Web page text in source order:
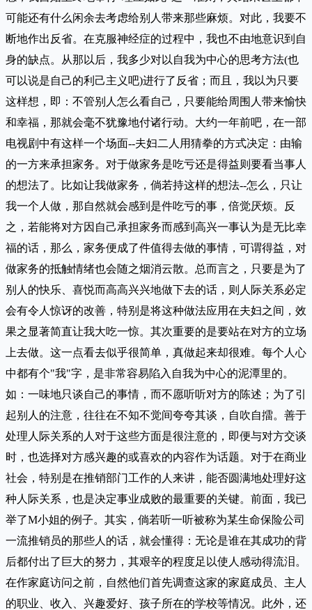
可能还有什么闲余去考虑给别人带来那些麻烦。对此，我要不
断地作出反省。在克服神经症的过程中，我也不由地意识到自
身的缺点。从那以后，我多少对以自我为中心的思考方法(也
可以说是自己的利己主义吧)进行了反省；而且，我以为只要
这样想，即：不管别人怎么看自己，只要能给周围人带来愉快
和幸福，那就会毫不犹豫地付诸行动。大约一年前吧，在一部
电视剧中有这样一个场面--夫妇二人用猜拳的方式决定：由输
的一方来承担家务。对于做家务是吃亏还是得益则要看当事人
的想法了。比如让我做家务，倘若持这样的想法--怎么，只让
我一个人做，那自然就会感到是件吃亏的事，倍觉厌烦。反
之，若能将对方因自己承担家务而感到高兴一事认为是无比幸
福的话，那么，家务便成了件值得去做的事情，可谓得益，对
做家务的抵触情绪也会随之烟消云散。总而言之，只要是为了
别人的快乐、喜悦而高高兴兴地做下去的话，则人际关系必定
会有令人惊讶的改善，特别是将这种做法应用在夫妇之间，效
果之显著简直让我大吃一惊。其次重要的是要站在对方的立场
上去做。这一点看去似乎很简单，真做起来却很难。每个人心
中都有个"我"字，是非常容易陷入自我为中心的泥潭里的。
如：一味地只谈自己的事情，而不愿听听对方的陈述；为了引
起别人的注意，往往在不知不觉间夸夸其谈，自吹自擂。善于
处理人际关系的人对于这些方面是很注意的，即便与对方交谈
时，也选择对方感兴趣的或喜欢的内容作为话题。对于在商业
社会，特别是在推销部门工作的人来讲，能否圆满地处理好这
种人际关系，也是决定事业成败的最重要的关键。前面，我已
举了M小姐的例子。其实，倘若听一听被称为某生命保险公司
一流推销员的那些人的话，就会懂得：无论是谁在其成功的背
后都付出了巨大的努力，其艰辛的程度足以使人感动得流泪。
在作家庭访问之前，自然他们首先调查这家的家庭成员、主人
的职业、收入、兴趣爱好、孩子所在的学校等情况。此外，还